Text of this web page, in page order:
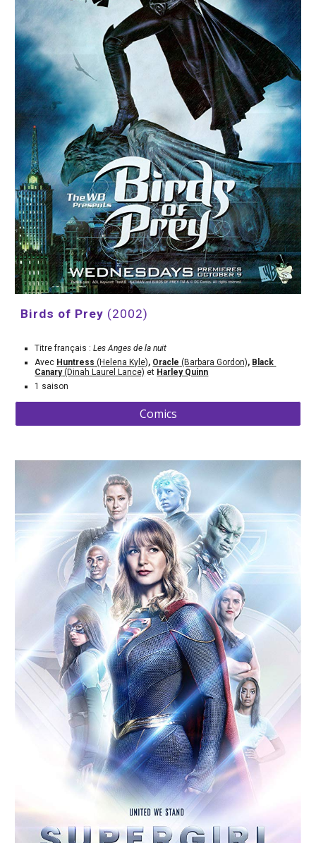
Birds of Prey (2002)
Titre français : Les Anges de la nuit
Avec Huntress (Helena Kyle), Oracle (Barbara Gordon), Black
Canary (Dinah Laurel Lance) et Harley Quinn
1 saison
Comics